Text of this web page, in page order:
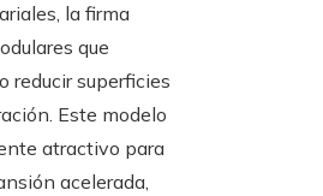
la firma
que
reducir superficies
Este modelo
atractivo para
acelerada,